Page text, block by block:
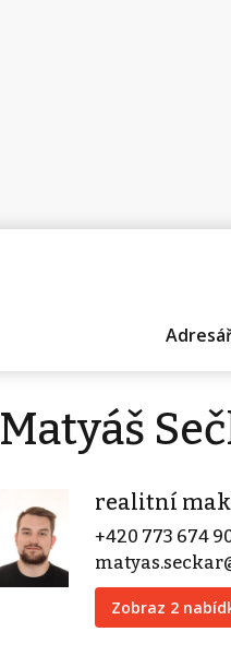
Matyáš
realitní
+420 773 674
Zobraz 2